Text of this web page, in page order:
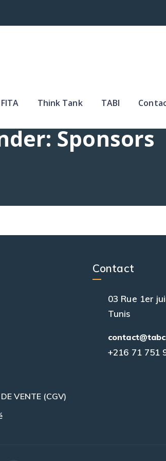
FITA Think Tank TABI
Sponsors
VENTE (CGV)
Contact
03 Rue 1er
Tunis
+216 71 751